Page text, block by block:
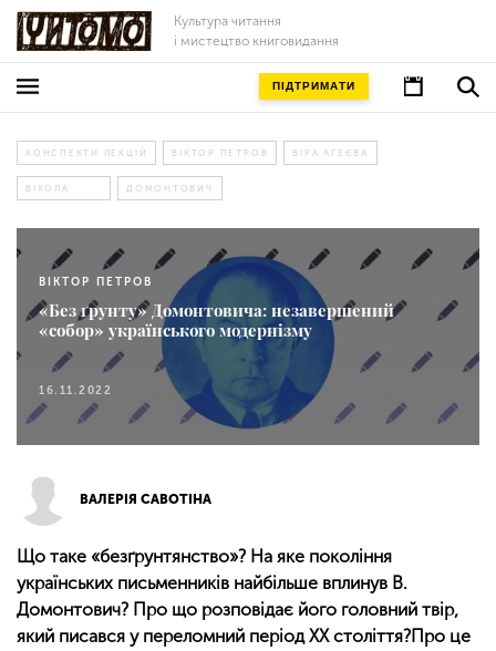
Культура читання
і мистецтво книговидання
ПІДТРИМАТИ
КОНСПЕКТИ ЛЕКЦІЙ ВІКТОР ПЕТРОВ ВІРА АГЕЄВА
ВІХОЛА ДОМОНТОВИЧ
ВІКТОР ПЕТРОВ
«Без ґрунту» Домонтовича: незавершений
«собор» українського модернізму
16.11.2022
ВАЛЕРІЯ САВОТІНА
Що таке «безґрунтянство»? На яке покоління
українських письменників найбільше вплинув В.
Домонтович? Про що розповідає його головний твір,
який писався у переломний період XX століття?Про це